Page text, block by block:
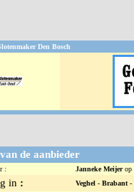
Den Bosch
de aanbieder
: Janneke Meijerop
in : Veghel - Brabant -